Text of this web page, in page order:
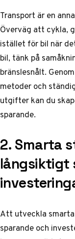
Transport är en
Överväg att cykla,
istället för bil när
bil, tänk på
bränslesnålt.
metoder och
utgifter kan du
sparande.
2. Smarta
långsiktigt
Att utveckla
sparande och